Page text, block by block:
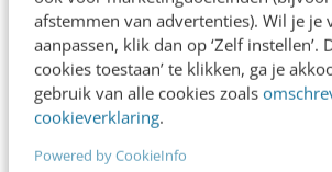
afstemmen van advertenties). Wil je je
aanpassen, klik dan op ‘Zelf instellen’.
cookies toestaan’ te klikken, ga je
gebruik van alle cookies zoals
cookieverklaring.
Powered by CookieInfo
Dat kan door programma’s te
we jongeren koppelen aan
die onder begeleiding op zoek
nieuwe manieren van